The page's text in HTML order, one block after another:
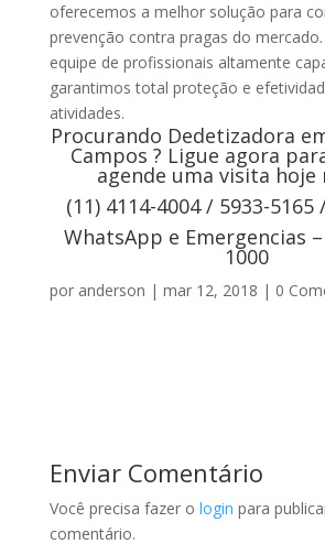
oferecemos a melhor solução para
prevenção contra pragas do
equipe de profissionais altamente
garantimos total proteção e
atividades.
Procurando Dedetizadora
Campos ? Ligue agora
agende uma visita hoje
(11) 4114-4004 / 5933-5165
WhatsApp e Emergencias –
1000
por anderson | mar 12, 2018 | 0
Enviar Comentário
Você precisa fazer o login para
comentário.